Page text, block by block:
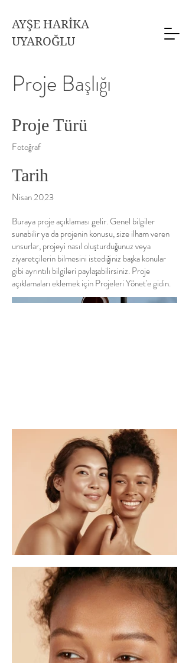
AYŞE HARİKA
UYAROĞLU
Proje Başlığı
Proje Türü
Fotoğraf
Tarih
Nisan 2023
Buraya proje açıklaması gelir. Genel bilgiler
sunabilir ya da projenin konusu, size ilham veren
unsurlar, projeyi nasıl oluşturduğunuz veya
ziyaretçilerin bilmesini istediğiniz başka konular
gibi ayrıntılı bilgileri paylaşabilirsiniz. Proje
açıklamaları eklemek için Projeleri Yönet'e gidin.